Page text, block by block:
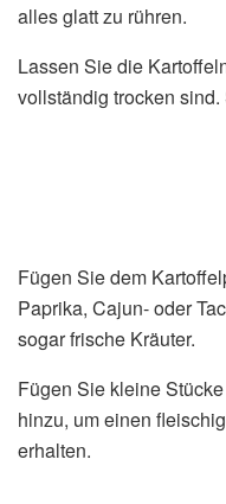
alles glatt zu rühren.
Lassen Sie die
vollständig trocken
Fügen Sie dem
Paprika, Cajun- oder
sogar frische Kräuter.
Fügen Sie kleine
hinzu, um einen
erhalten.